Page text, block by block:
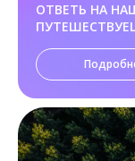
ОТВЕТЬ НА